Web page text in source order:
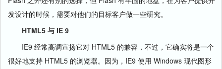
发设计的时候，需要对他们的目标客户做一些研究。
HTML5 与 IE 9
IE9 经常高调宣扬它对 HTML5 的兼容，不过，它确实将是一个
很好地支持 HTML5 的浏览器。因为，IE9 使用 Windows 现代图形